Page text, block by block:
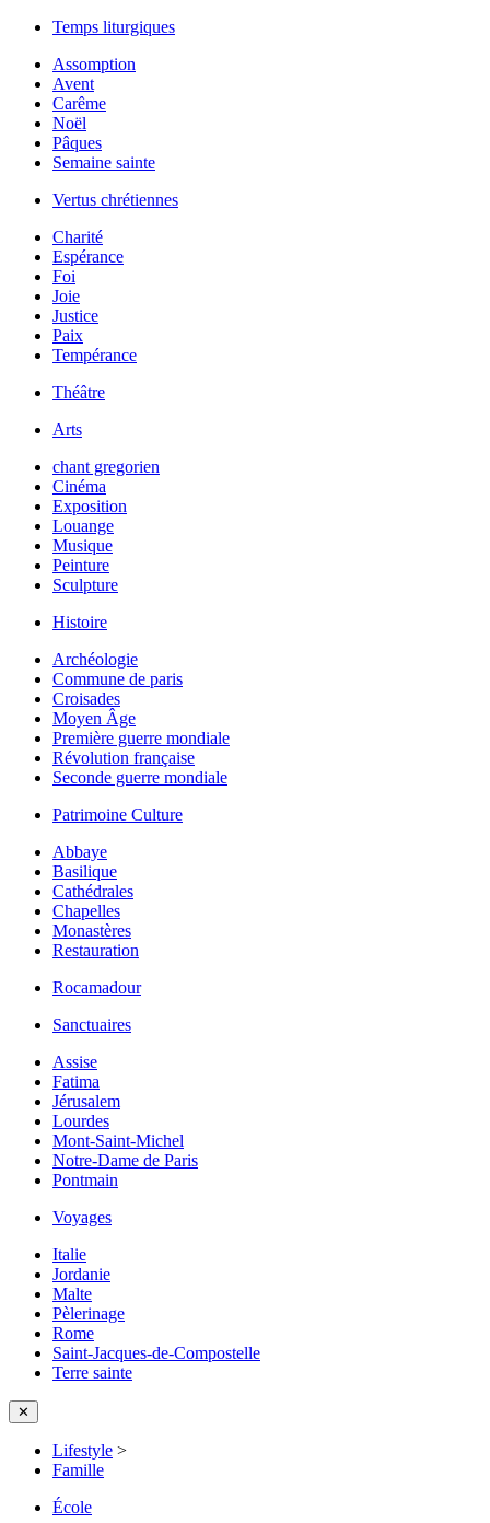
Temps liturgiques
Assomption
Avent
Carême
Noël
Pâques
Semaine sainte
Vertus chrétiennes
Charité
Espérance
Foi
Joie
Justice
Paix
Tempérance
Théâtre
Arts
chant gregorien
Cinéma
Exposition
Louange
Musique
Peinture
Sculpture
Histoire
Archéologie
Commune de paris
Croisades
Moyen Âge
Première guerre mondiale
Révolution française
Seconde guerre mondiale
Patrimoine Culture
Abbaye
Basilique
Cathédrales
Chapelles
Monastères
Restauration
Rocamadour
Sanctuaires
Assise
Fatima
Jérusalem
Lourdes
Mont-Saint-Michel
Notre-Dame de Paris
Pontmain
Voyages
Italie
Jordanie
Malte
Pèlerinage
Rome
Saint-Jacques-de-Compostelle
Terre sainte
✕
Lifestyle >
Famille
École